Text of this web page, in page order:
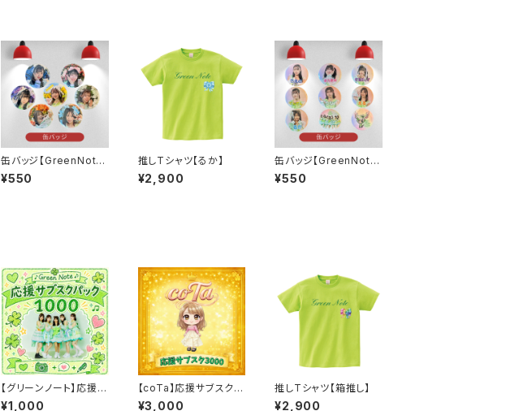
缶バッジ【GreenNote
②】
¥550
推しTシャツ【るか】
¥2,900
缶バッジ【GreenNote
①】
¥550
【グリーンノート】応援サ
ブスク1000パック
¥1,000
【coTa】応援サブスク3
000パック
¥3,000
推しTシャツ【箱推し】
¥2,900